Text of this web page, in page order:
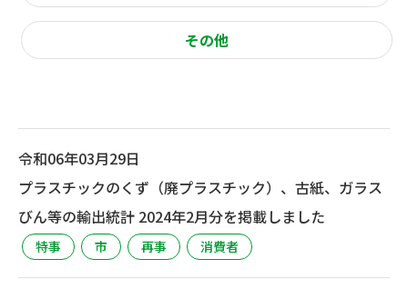
その他
令和06年03月29日
プラスチックのくず（廃プラスチック）、古紙、ガラス
びん等の輸出統計 2024年2月分を掲載しました
特事 市 再事 消費者